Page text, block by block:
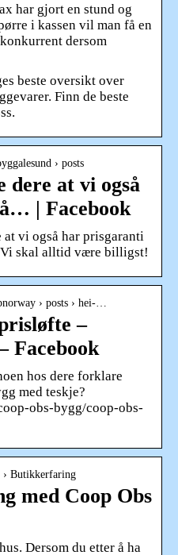
har gjort en stund og
i kassen vil man få en
dersom
beste oversikt over
Finn de beste
› posts
dere at vi også
| Facebook
vi også har prisgaranti
Vi skal alltid være billigst!
› posts › hei-…
–
Facebook
hos dere forklare
med teskje?
obs-bygg/coop-obs-
› Butikkerfaring
med Coop Obs
Dersom du etter å ha